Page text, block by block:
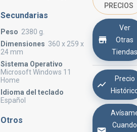
Secundarias
Peso 2380 g.
Dimensiones 360 x 259 x
24 mm
Sistema Operativo
Microsoft Windows 11
Home
Idioma del teclado
Español
Otros
PRECIOS
Ver
Otras
Precio
Cuando